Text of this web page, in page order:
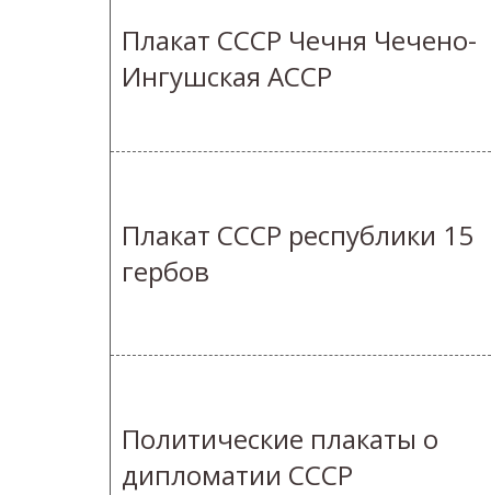
Плакат СССР Чечня Чечено-
Ингушская АССР
Плакат СССР республики 15
гербов
Политические плакаты о
дипломатии СССР